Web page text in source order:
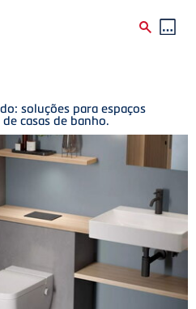
soluções para espaços
casas de banho.